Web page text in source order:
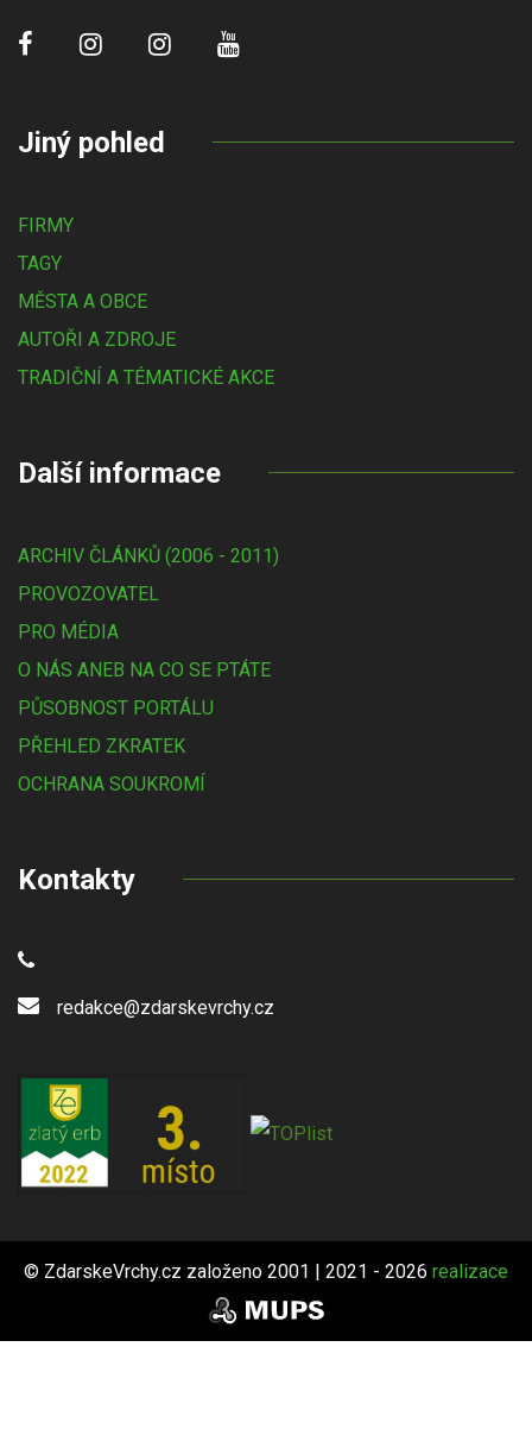
Jiný pohled
FIRMY
TAGY
MĚSTA A OBCE
AUTOŘI A ZDROJE
TRADIČNÍ A TÉMATICKÉ AKCE
Další informace
ARCHIV ČLÁNKŮ (2006 - 2011)
PROVOZOVATEL
PRO MÉDIA
O NÁS ANEB NA CO SE PTÁTE
PŮSOBNOST PORTÁLU
PŘEHLED ZKRATEK
OCHRANA SOUKROMÍ
Kontakty
redakce@zdarskevrchy.cz
© ZdarskeVrchy.cz založeno 2001 | 2021 - 2026 realizace